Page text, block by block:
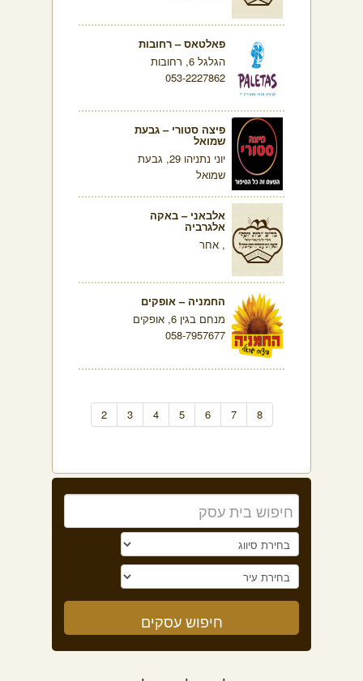
פאלטאס – רחובות
הגלגל 6, רחובות
053-2227862
פיצה סטורי – גבעת
שמואל
יוני נתניהו 29, גבעת
שמואל
אלבאני – באקה
אלגרביה
, אחר
החמניה – אופקים
מנחם בגין 6, אופקים
058-7957677
2 3 4 5 6 7 8